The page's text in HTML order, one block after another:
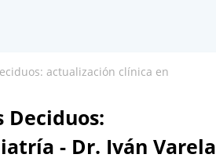
actualización clínica en
Deciduos:
- Dr. Iván Varela